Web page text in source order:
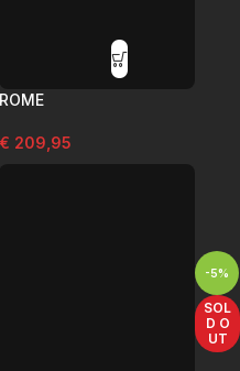
ROME
€ 209,95
-5%
SOL
D O
UT